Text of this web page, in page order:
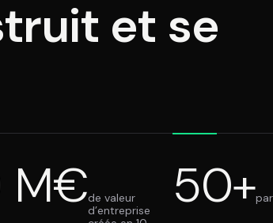
et se
M€de valeur
d’entreprise
50+